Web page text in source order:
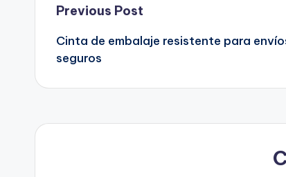
Post
navigation
Previous Post
Cinta de embalaje resistente para
seguros